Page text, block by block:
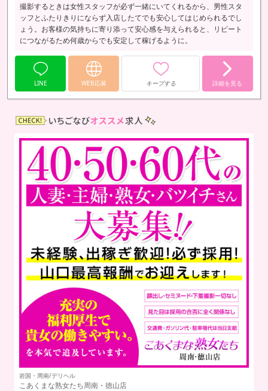
撮影するときは女性スタッフが必ず一緒にいてくれるから、男性スタ
ッフとふたりきりにならず入店したてでも安心してはじめられるでし
ょう。お客様の気持ちに寄り添って安心感を与えられると、リピート
につながるため何歳からでも安定して稼げるように。
LINE WEB応募 キープする 詳細を見る
掲載店募集中